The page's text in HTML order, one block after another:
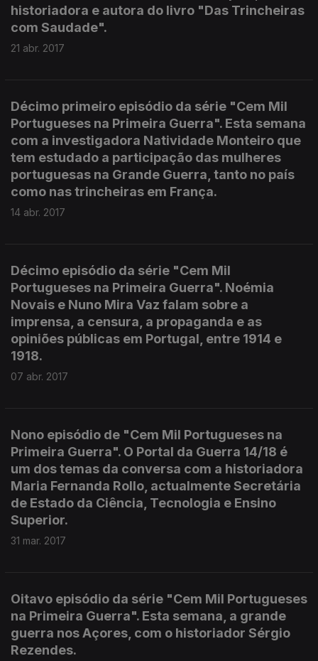
historiadora e autora do livro "Das Trincheiras
com Saudade".
21 abr. 2017
Décimo primeiro episódio da série "Cem Mil
Portugueses na Primeira Guerra". Esta semana
com a investigadora Natividade Monteiro que
tem estudado a participação das mulheres
portuguesas na Grande Guerra, tanto no país
como nas trincheiras em França.
14 abr. 2017
Décimo episódio da série "Cem Mil
Portugueses na Primeira Guerra". Noémia
Novais e Nuno Mira Vaz falam sobre a
imprensa, a censura, a propaganda e as
opiniões públicas em Portugal, entre 1914 e
1918.
07 abr. 2017
Nono episódio de "Cem Mil Portugueses na
Primeira Guerra". O Portal da Guerra 14/18 é
um dos temas da conversa com a historiadora
Maria Fernanda Rollo, actualmente Secretária
de Estado da Ciência, Tecnologia e Ensino
Superior.
31 mar. 2017
Oitavo episódio da série "Cem Mil Portugueses
na Primeira Guerra". Esta semana, a grande
guerra nos Açores, com o historiador Sérgio
Rezendes.